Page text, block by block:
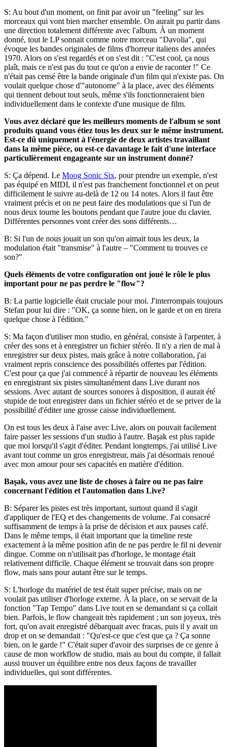
S: Au bout d'un moment, on finit par avoir un "feeling" sur les
morceaux qui vont bien marcher ensemble. On aurait pu partir dans
une direction totalement différente avec l'album. À un moment
donné, tout le LP sonnait comme notre morceau "Davolia", qui
évoque les bandes originales de films d'horreur italiens des années
1970. Alors on s'est regardés et on s'est dit : "C'est cool, ça nous
plaît, mais ce n'est pas du tout ce qu'on a envie de raconter !" Ce
n'était pas censé être la bande originale d'un film qui n'existe pas. On
voulait quelque chose d'"autonome" à la place, avec des éléments
qui tiennent debout tout seuls, même s'ils fonctionneraient bien
individuellement dans le contexte d'une musique de film.
Vous avez déclaré que les meilleurs moments de l'album se sont
produits quand vous étiez tous les deux sur le même instrument.
Est-ce dû uniquement à l'énergie de deux artistes travaillant
dans la même pièce, ou est-ce davantage le fait d'une interface
particulièrement engageante sur un instrument donné?
S: Ça dépend. Le Moog Sonic Six, pour prendre un exemple, n'est
pas équipé en MIDI, il n'est pas franchement fonctionnel et on peut
difficilement le suivre au-delà de 12 ou 14 notes. Alors il faut être
vraiment précis et on ne peut faire des modulations que si l'un de
nous deux tourne les boutons pendant que l'autre joue du clavier.
Différentes personnes vont créer des sons différents…
B: Si l'un de nous jouait un son qu'on aimait tous les deux, la
modulation était "transmise" à l'autre – "Comment tu trouves ce
son?"
Quels éléments de votre configuration ont joué le rôle le plus
important pour ne pas perdre le "flow"?
B: La partie logicielle était cruciale pour moi. J'interrompais toujours
Stefan pour lui dire : "OK, ça sonne bien, on le garde et on en tirera
quelque chose à l'édition."
S: Ma façon d'utiliser mon studio, en général, consiste à l'arpenter, à
créer des sons et à enregistrer un fichier stéréo. Il n'y a rien de mal à
enregistrer sur deux pistes, mais grâce à notre collaboration, j'ai
vraiment repris conscience des possibilités offertes par l'édition.
C'est pour ça que j'ai commencé à répartir de nouveau les éléments
en enregistrant six pistes simultanément dans Live durant nos
sessions. Avec autant de sources sonores à disposition, il aurait été
stupide de tout enregistrer dans un fichier stéréo et de se priver de la
possibilité d'éditer une grosse caisse individuellement.
On est tous les deux à l'aise avec Live, alors on pouvait facilement
faire passer les sessions d'un studio à l'autre. Başak est plus rapide
que moi lorsqu'il s'agit d'éditer. Pendant longtemps, j'ai utilisé Live
avant tout comme un gros enregistreur, mais j'ai désormais renoué
avec mon amour pour ses capacités en matière d'édition.
Başak, vous avez une liste de choses à faire ou ne pas faire
concernant l'édition et l'automation dans Live?
B: Séparer les pistes est très important, surtout quand il s'agit
d'appliquer de l'EQ et des changements de volume. J'ai consacré
suffisamment de temps à la prise de décision et aux pauses café.
Dans le même temps, il était important que la timeline reste
exactement à la même position afin de ne pas perdre le fil ni devenir
dingue. Comme on n'utilisait pas d'horloge, le montage était
relativement difficile. Chaque élément se trouvait dans son propre
flow, mais sans pour autant être sur le temps.
S: L'horloge du matériel de test était super précise, mais on ne
voulait pas utiliser d'horloge externe. À la place, on se servait de la
fonction "Tap Tempo" dans Live tout en se demandant si ça collait
bien. Parfois, le flow changeait très rapidement ; un son joyeux, très
fort, qu'on avait enregistré débarquait avec fracas, puis il y avait un
drop et on se demandait : "Qu'est-ce que c'est que ça ? Ça sonne
bien, on le garde !" C'était super d'avoir des surprises de ce genre à
cause de mon workflow de studio, mais au bout du compte, il fallait
aussi trouver un équilibre entre nos deux façons de travailler
individuelles, qui sont différentes.